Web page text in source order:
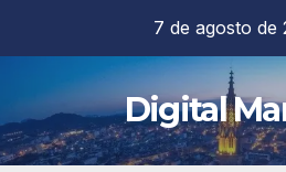
contenido
7 de agosto de
Digital